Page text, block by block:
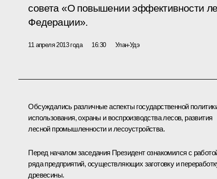
совета «О повышении эффективности
Федерации».
11 апреля 2013 года 16:30 Улан-Удэ
Обсуждались различные аспекты государственной
использования, охраны и воспроизводства лесов, развития
лесной промышленности и лесоустройства.
Перед началом заседания Президент ознакомился с
ряда предприятий, осуществляющих заготовку и
древесины.